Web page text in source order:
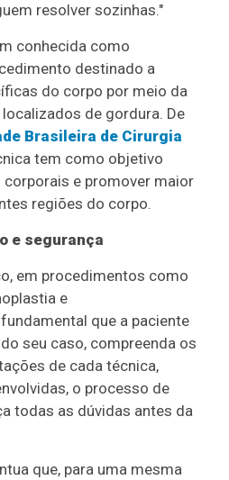
resolver sozinhas."
conhecida como
destinado a
do corpo por meio da
de gordura. De
Brasileira de Cirurgia
tem como objetivo
e promover maior
regiões do corpo.
e segurança
em procedimentos como
e
que a paciente
seu caso, compreenda os
de cada técnica,
o processo de
todas as dúvidas antes da
que, para uma mesma